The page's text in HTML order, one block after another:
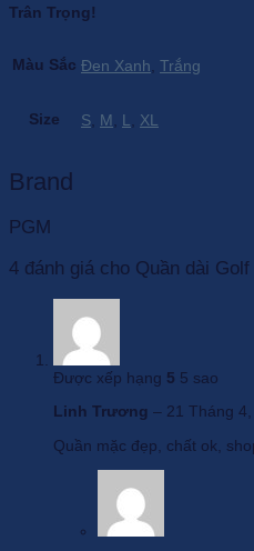
Trân Trọng!
Màu Sắc Đen Xanh Trắng
Size S M L XL
Brand
PGM
4 đánh giá cho Quần dài
Được xếp hạng 5 5 sao
Linh Trương – 21 Tháng
Quần mặc đẹp, chất ok,